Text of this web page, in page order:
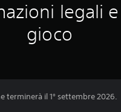
legali
gioco
terminerà il 1° settembre 2026.